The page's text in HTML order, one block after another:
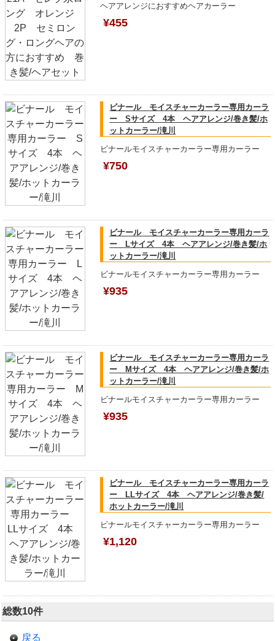
ヘアアレンジにおすすめヘアカーラー
¥455
ビナール モイスチャーカーラー専用カーラ
ー Sサイズ 4本 ヘアアレンジ/巻き髪/ホ
ットカーラー/滝川
ビナールモイスチャーカーラー専用カーラー
¥750
ビナール モイスチャーカーラー専用カーラ
ー Lサイズ 4本 ヘアアレンジ/巻き髪/ホ
ットカーラー/滝川
ビナールモイスチャーカーラー専用カーラー
¥935
ビナール モイスチャーカーラー専用カーラ
ー Mサイズ 4本 ヘアアレンジ/巻き髪/ホ
ットカーラー/滝川
ビナールモイスチャーカーラー専用カーラー
¥935
ビナール モイスチャーカーラー専用カーラ
ー LLサイズ 4本 ヘアアレンジ/巻き髪/
ホットカーラー/滝川
ビナールモイスチャーカーラー専用カーラー
¥1,120
総数10件
戻る